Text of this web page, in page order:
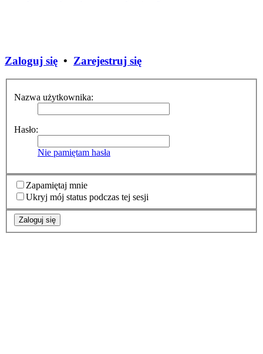
Zaloguj się • Zarejestruj się
Nazwa użytkownika:
Hasło:
Nie pamiętam hasła
Zapamiętaj mnie
Ukryj mój status podczas tej sesji